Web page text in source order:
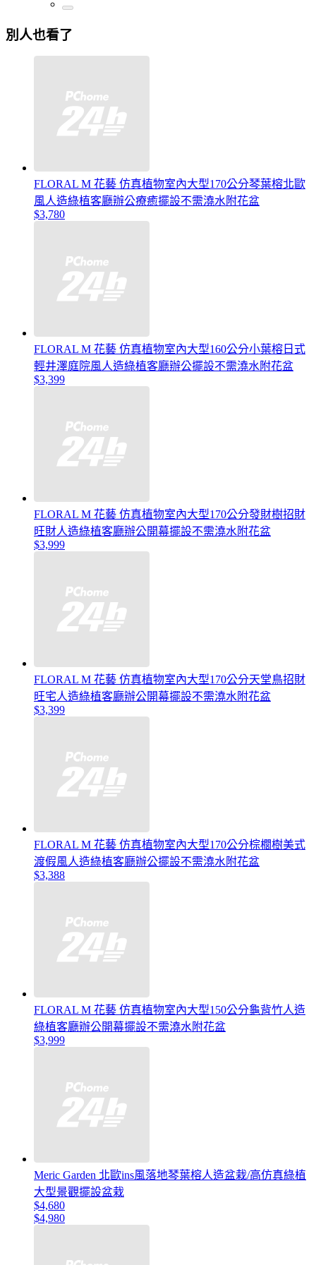
別人也看了
FLORAL M 花藝 仿真植物室內大型170公分琴葉榕北歐
風人造綠植客廳辦公療癒擺設不需澆水附花盆
$3,780
FLORAL M 花藝 仿真植物室內大型160公分小葉榕日式
輕井澤庭院風人造綠植客廳辦公擺設不需澆水附花盆
$3,399
FLORAL M 花藝 仿真植物室內大型170公分發財樹招財
旺財人造綠植客廳辦公開幕擺設不需澆水附花盆
$3,999
FLORAL M 花藝 仿真植物室內大型170公分天堂鳥招財
旺宅人造綠植客廳辦公開幕擺設不需澆水附花盆
$3,399
FLORAL M 花藝 仿真植物室內大型170公分棕櫚樹美式
渡假風人造綠植客廳辦公擺設不需澆水附花盆
$3,388
FLORAL M 花藝 仿真植物室內大型150公分龜背竹人造
綠植客廳辦公開幕擺設不需澆水附花盆
$3,999
Meric Garden 北歐ins風落地琴葉榕人造盆栽/高仿真綠植
大型景觀擺設盆栽
$4,680
$4,980